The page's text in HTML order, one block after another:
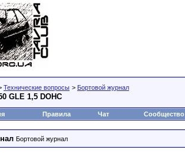
Технические вопросы > Бортовой журнал
GLE 1,5 DOHC
Правила Чат Сообщество
Бортовой журнал